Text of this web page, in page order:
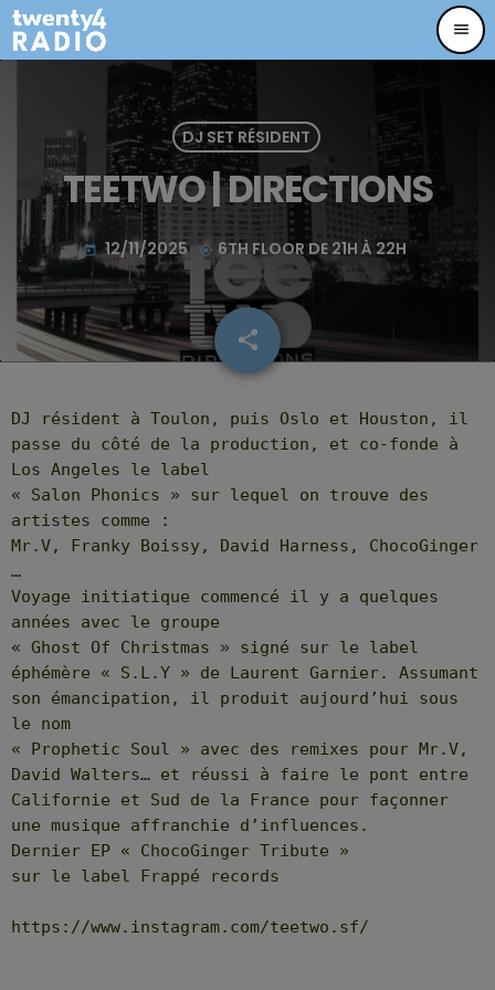
menu
DJ SET RÉSIDENT
TEETWO | DIRECTIONS
today 12/11/2025 my_location 6TH FLOOR DE 21H À 22H
share
email
DJ résident à Toulon, puis Oslo et Houston, il
passe du côté de la production, et co-fonde à
Los Angeles le label
« Salon Phonics » sur lequel on trouve des
artistes comme :
Mr.V, Franky Boissy, David Harness, ChocoGinger
…
Voyage initiatique commencé il y a quelques
années avec le groupe
« Ghost Of Christmas » signé sur le label
éphémère « S.L.Y » de Laurent Garnier. Assumant
son émancipation, il produit aujourd’hui sous
le nom
« Prophetic Soul » avec des remixes pour Mr.V,
David Walters… et réussi à faire le pont entre
Californie et Sud de la France pour façonner
une musique affranchie d’influences.
Dernier EP « ChocoGinger Tribute »
sur le label Frappé records
https://www.instagram.com/teetwo.sf/